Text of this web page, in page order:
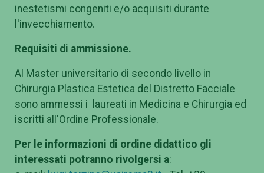
inestetismi congeniti e/o acquisiti durante
l'invecchiamento.
Requisiti di ammissione.
Al Master universitario di secondo livello in
Chirurgia Plastica Estetica del Distretto Facciale
sono ammessi i laureati in Medicina e Chirurgia ed
iscritti all'Ordine Professionale.
Per le informazioni di ordine didattico gli
interessati potranno rivolgersi a: